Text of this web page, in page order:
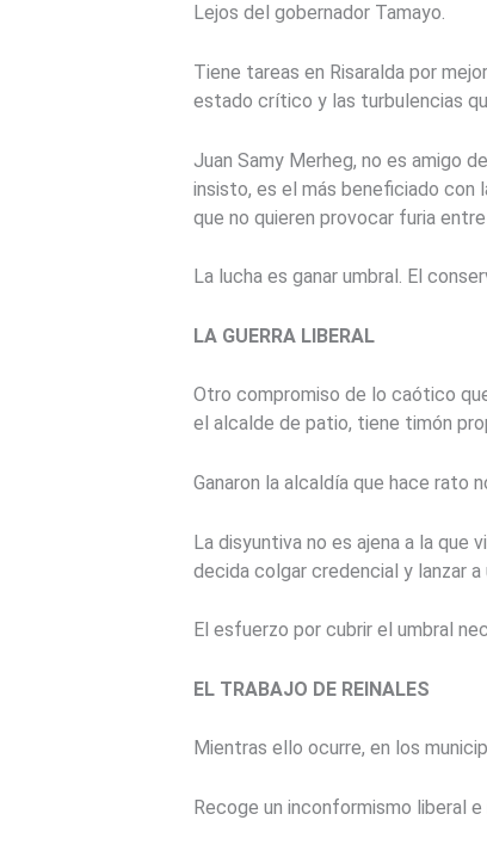
Lejos del gobernador Tamayo.
Tiene tareas en Risaralda por
estado crítico y las turbulencias
Juan Samy Merheg, no es amigo
insisto, es el más beneficiado con
que no quieren provocar furia
La lucha es ganar umbral. El
LA GUERRA LIBERAL
Otro compromiso de lo caótico
el alcalde de patio, tiene timón
Ganaron la alcaldía que hace rato
La disyuntiva no es ajena a la que
decida colgar credencial y lanzar
El esfuerzo por cubrir el umbral
EL TRABAJO DE REINALES
Mientras ello ocurre, en los
Recoge un inconformismo liberal